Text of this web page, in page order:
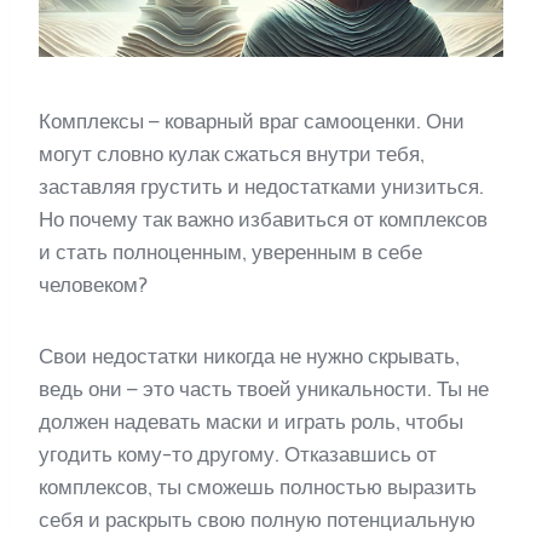
Комплексы – коварный враг самооценки. Они
могут словно кулак сжаться внутри тебя,
заставляя грустить и недостатками унизиться.
Но почему так важно избавиться от комплексов
и стать полноценным, уверенным в себе
человеком?
Свои недостатки никогда не нужно скрывать,
ведь они – это часть твоей уникальности. Ты не
должен надевать маски и играть роль, чтобы
угодить кому-то другому. Отказавшись от
комплексов, ты сможешь полностью выразить
себя и раскрыть свою полную потенциальную